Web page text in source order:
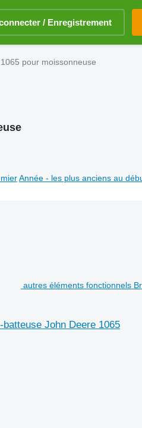
/ Enregistrement
pour moissonneuse
Année - les plus anciens au
autres éléments fonctionnels
John Deere 1065